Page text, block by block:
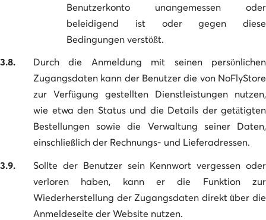
Benutzerkonto unangemessen oder
beleidigend ist oder gegen diese
Bedingungen verstößt.
3.8.
Durch die Anmeldung mit seinen persönlichen
Zugangsdaten kann der Benutzer die von NoFlyStore
zur Verfügung gestellten Dienstleistungen nutzen,
wie etwa den Status und die Details der getätigten
Bestellungen sowie die Verwaltung seiner Daten,
einschließlich der Rechnungs- und Lieferadressen.
3.9.
Sollte der Benutzer sein Kennwort vergessen oder
verloren haben, kann er die Funktion zur
Wiederherstellung der Zugangsdaten direkt über die
Anmeldeseite der Website nutzen.